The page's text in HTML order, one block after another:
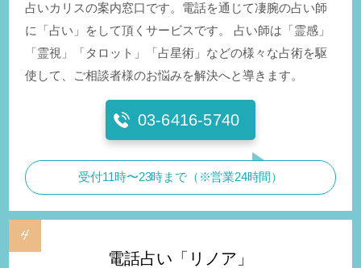
占いカリスの案内窓口です。電話を通じて凄腕の占い師
に「占い」をして頂くサービスです。 占い師は「霊感」
「霊視」「タロット」「占星術」などの様々な占術を駆
使して、ご相談者様のお悩みを解決へと導きます。
03-6416-5740
受付11時〜23時まで（※営業24時間）
電話占い「リノア」